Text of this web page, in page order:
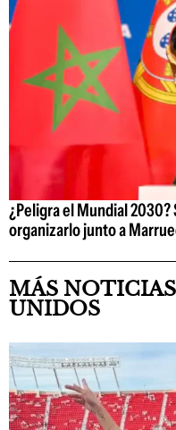
¿Peligra el Mundial 2030?
organizarlo junto a
MÁS
UNIDOS